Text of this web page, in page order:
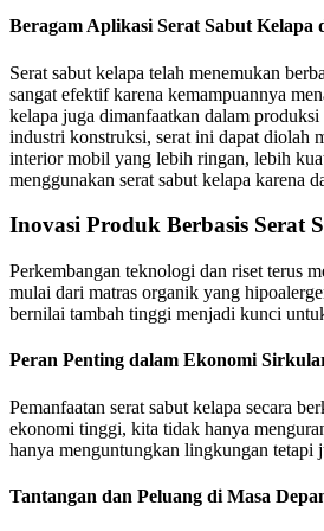
Beragam Aplikasi Serat Sabut Kelapa
Serat sabut kelapa telah menemukan
sangat efektif karena kemampuannya
kelapa juga dimanfaatkan dalam produksi
industri konstruksi, serat ini dapat diolah
interior mobil yang lebih ringan, lebih
menggunakan serat sabut kelapa karena
Inovasi Produk Berbasis Serat
Perkembangan teknologi dan riset terus
mulai dari matras organik yang
bernilai tambah tinggi menjadi kunci
Peran Penting dalam Ekonomi
Pemanfaatan serat sabut kelapa secara
ekonomi tinggi, kita tidak hanya
hanya menguntungkan lingkungan tetapi
Tantangan dan Peluang di Masa